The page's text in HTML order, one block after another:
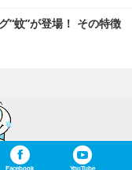
“蚊”が登場！ その特徴
Facebook YouTube